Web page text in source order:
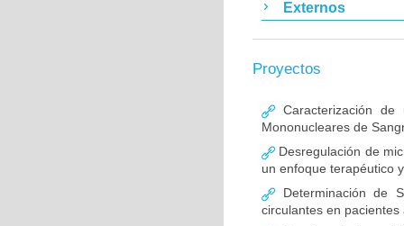
Externos
Proyectos
Caracterización
Mononucleares de
Desregulación de
un enfoque terapéutico
Determinación de
circulantes en